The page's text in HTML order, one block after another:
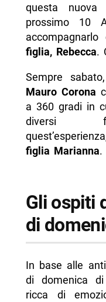
questa nuova
prossimo 10
figlia, Rebecca.
Sempre sabato,
Mauro Corona
a 360 gradi in
diversi
figlia Marianna.
Gli ospiti
di
In base alle
di domenica di
ricca di